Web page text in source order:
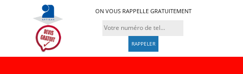
ON VOUS RAPPELLE GRATUITEMENT